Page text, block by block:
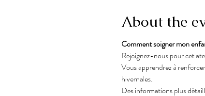
About the
Comment soigner mon
Rejoignez-nous pour cet
Vous apprendrez à
hivernales.
Des informations plus